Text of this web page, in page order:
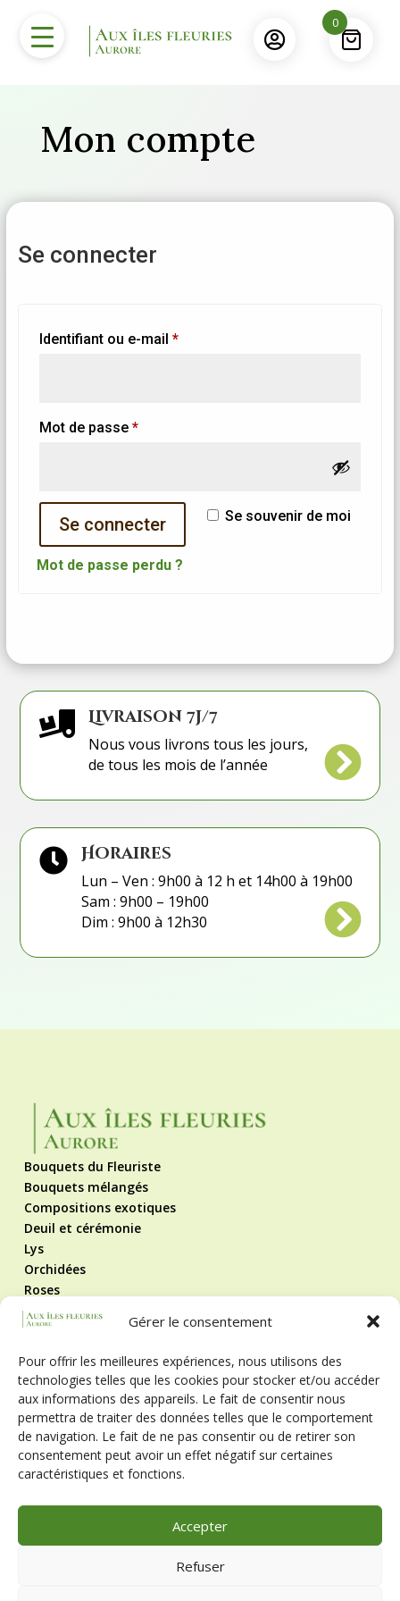
Gérer le consentement
Pour offrir les meilleures expériences, nous utilisons des
technologies telles que les cookies pour stocker et/ou accéder
aux informations des appareils. Le fait de consentir nous
permettra de traiter des données telles que le comportement
de navigation. Le fait de ne pas consentir ou de retirer son
consentement peut avoir un effet négatif sur certaines
caractéristiques et fonctions.
Accepter
Refuser

Mon compte
Se connecter
Identifiant ou e-mail*Obligatoire
Mot de passe*Obligatoire
Se souvenir de moi
Se connecter
Mot de passe perdu ?
 Livraison 7j/7
Nous vous livrons tous les jours,
de tous les mois de l’année

 Horaires
Lun – Ven : 9h00 à 12 h et 14h00 à 19h00
Sam : 9h00 – 19h00
Dim : 9h00 à 12h30

Bouquets du Fleuriste
Bouquets mélangés
Compositions exotiques
Deuil et cérémonie
Lys
Orchidées
Roses
Roses éternelles
Contact
Politique de cookies
CGV
Suivez-nous !
0